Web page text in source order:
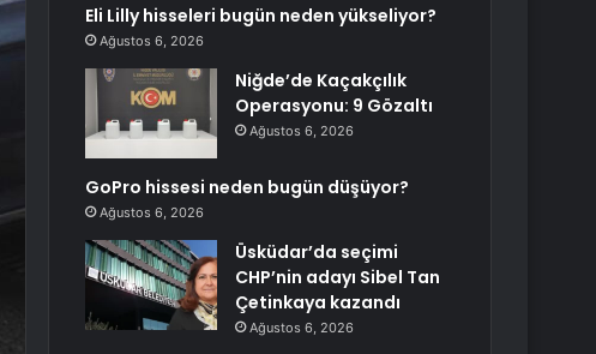
Eli Lilly hisseleri bugün neden yükseliyor?
Ağustos 6, 2026
Niğde’de Kaçakçılık
Operasyonu: 9 Gözaltı
Ağustos 6, 2026
GoPro hissesi neden bugün düşüyor?
Ağustos 6, 2026
Üsküdar’da seçimi
CHP’nin adayı Sibel Tan
Çetinkaya kazandı
Ağustos 6, 2026